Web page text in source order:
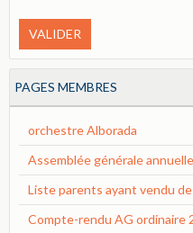
VALIDER
PAGES MEMBRES
orchestre Alborada
Assemblée générale
Liste parents ayant vendu
Compte-rendu AG ordinaire